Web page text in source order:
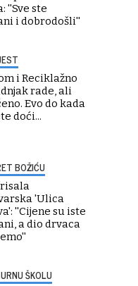
''Sve ste
i dobrodošli''
i Reciklažno
rade, ali
Evo do kada
doći...
BOŽIĆU
'Ulica
''Cijene su iste
a dio drvaca
ŠKOLU